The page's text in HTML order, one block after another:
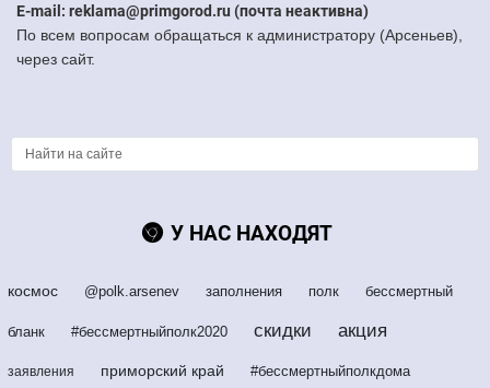
E-mail: reklama@primgorod.ru (почта неактивна)
По всем вопросам обращаться к администратору (Арсеньев),
через сайт.
У НАС НАХОДЯТ
космос @polk.arsenev заполнения полк бессмертный
бланк #бессмертныйполк2020 скидки акция
заявления приморский край #бессмертныйполкдома